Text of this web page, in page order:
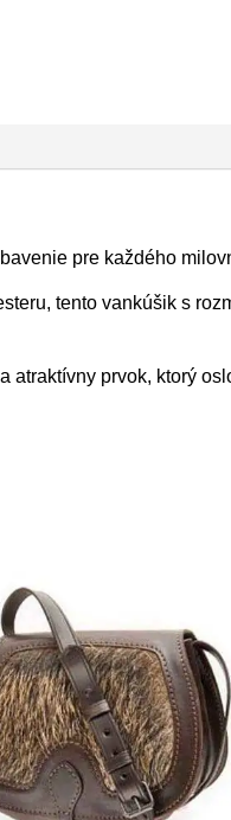
pre každého
tento vankúšik s
atraktívny prvok, ktorý